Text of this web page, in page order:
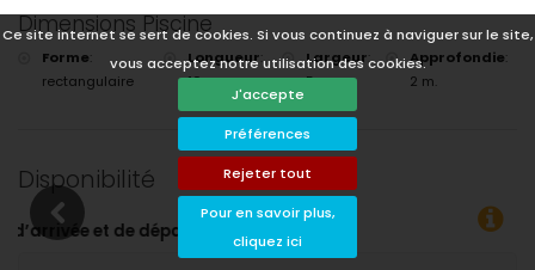
Ce site internet se sert de cookies. Si vous continuez à naviguer sur le site,
vous acceptez notre utilisation des cookies.
J'accepte
Préférences
Rejeter tout
Pour en savoir plus,
cliquez ici
Dimensions Piscine
Forme:
rectangulaire
Longueur:
10 m.
Largeur:
5 m.
Approfondie:
2 m.
Disponibilité